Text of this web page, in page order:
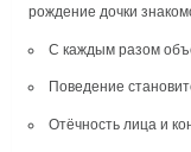
рождение дочки
С каждым разом
Поведение
Отёчность лица и